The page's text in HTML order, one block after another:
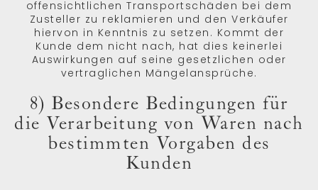
offensichtlichen Transportschäden bei dem
Zusteller zu reklamieren und den Verkäufer
hiervon in Kenntnis zu setzen. Kommt der
Kunde dem nicht nach, hat dies keinerlei
Auswirkungen auf seine gesetzlichen oder
vertraglichen Mängelansprüche.
8) Besondere Bedingungen für
die Verarbeitung von Waren nach
bestimmten Vorgaben des
Kunden